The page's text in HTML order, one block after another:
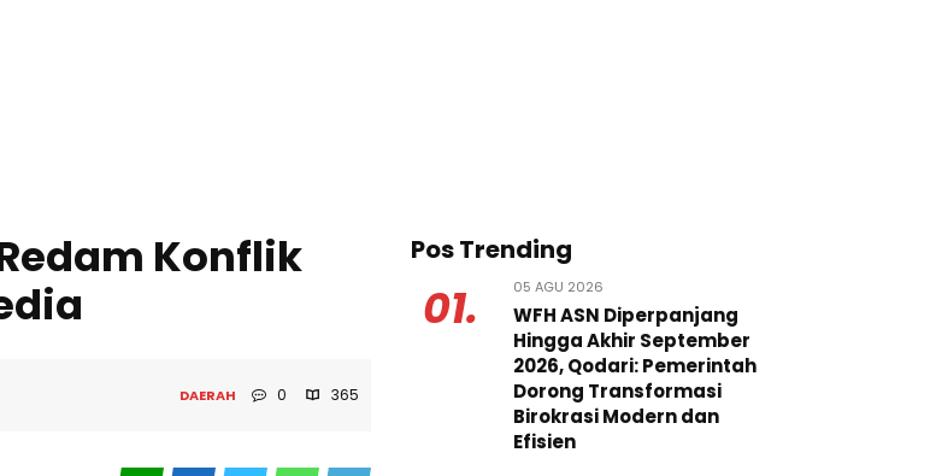
Konflik
DAERAH 0 365
Pos Trending
01. 05 AGU 2026
WFH ASN Diperpanjang
Hingga Akhir September
2026, Qodari: Pemerintah
Dorong Transformasi
Birokrasi Modern dan
Efisien